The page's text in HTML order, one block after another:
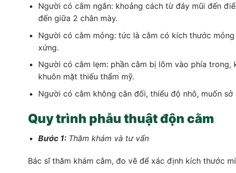
Người có cằm ngắn: khoảng cách từ đáy mũi đến
đến giữa 2 chân mày.
Người có cằm mỏng: tức là cằm có kích thước
xứng.
Người có cằm lẹm: phần cằm bị lõm vào phía
khuôn mặt thiếu thẩm mỹ.
Người có cằm không cân đối, thiếu độ nhô, muốn sở
Quy trình phẫu thuật độn cằm
Bước 1: Thăm khám và tư vấn
Bác sĩ thăm khám cằm, đo vẽ để xác định kích thước